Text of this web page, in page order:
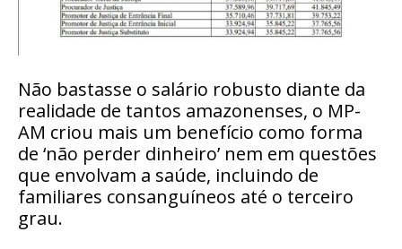
Não bastasse o salário robusto diante da
realidade de tantos amazonenses, o MP-
AM criou mais um benefício como forma
de ‘não perder dinheiro’ nem em questões
que envolvam a saúde, incluindo de
familiares consanguíneos até o terceiro
grau.